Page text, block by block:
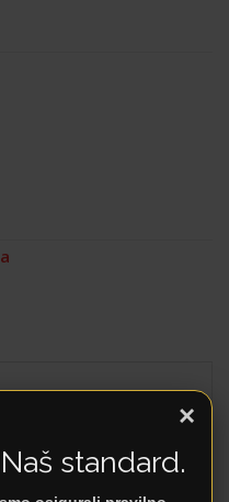
za
moderan i
×
standard.